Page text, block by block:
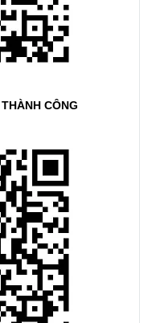
CÔNG